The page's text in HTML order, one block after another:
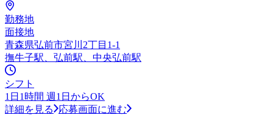
勤務地
面接地
青森県弘前市宮川2丁目1-1
撫牛子駅、弘前駅、中央弘前駅
シフト
1日1時間 週1日からOK
詳細を見る
応募画面に進む